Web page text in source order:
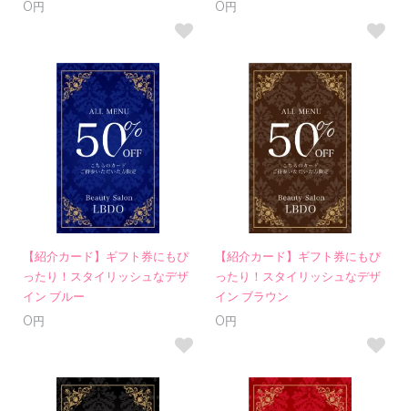
0円
0円
【紹介カード】ギフト券にもぴ
ったり！スタイリッシュなデザ
イン ブルー
0円
【紹介カード】ギフト券にもぴ
ったり！スタイリッシュなデザ
イン ブラウン
0円